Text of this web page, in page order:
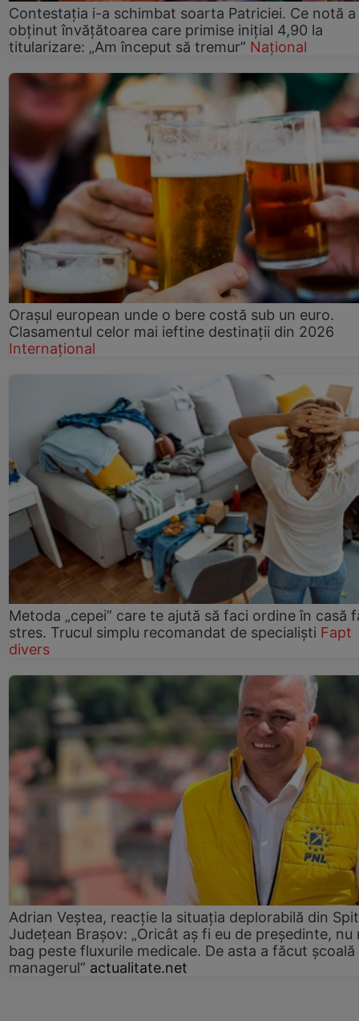
Contestația i-a schimbat soarta Patriciei. Ce notă a
obținut învățătoarea care primise inițial 4,90 la
titularizare: „Am început să tremur” Național
Orașul european unde o bere costă sub un euro.
Clasamentul celor mai ieftine destinații din 2026
Internațional
Metoda „cepei” care te ajută să faci ordine în casă
stres. Trucul simplu recomandat de specialiști Fapt
divers
Adrian Veștea, reacție la situația deplorabilă din
Județean Brașov: „Oricât aș fi eu de președinte, nu
bag peste fluxurile medicale. De asta a făcut școală
managerul” actualitate.net